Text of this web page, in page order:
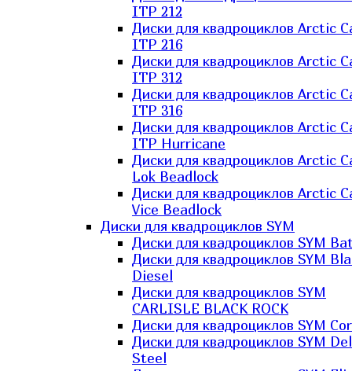
ITP 212
Диски для квадроциклов Arctic
ITP 216
Диски для квадроциклов Arctic
ITP 312
Диски для квадроциклов Arctic
ITP 316
Диски для квадроциклов Arctic
ITP Hurricane
Диски для квадроциклов Arctic
Lok Beadlock
Диски для квадроциклов Arctic
Vice Beadlock
Диски для квадроциклов SYM
Диски для квадроциклов SYM
Диски для квадроциклов SYM
Diesel
Диски для квадроциклов SYM
CARLISLE BLACK ROCK
Диски для квадроциклов SYM
Диски для квадроциклов SYM
Steel